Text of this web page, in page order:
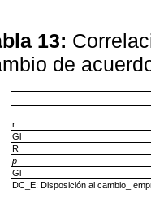
13:
de
r
Gl
R
p
Gl
DC_E: Disposición al cambio_